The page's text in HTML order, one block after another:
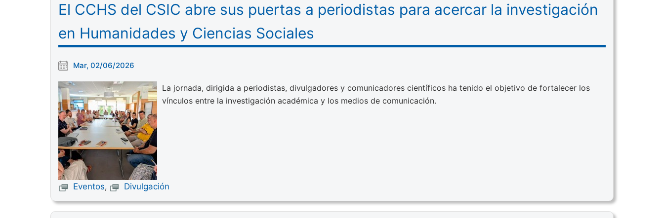
El CCHS del CSIC abre sus puertas a periodistas para acercar la investigación
en Humanidades y Ciencias Sociales
Mar, 02/06/2026
La jornada, dirigida a periodistas, divulgadores y comunicadores científicos ha tenido el objetivo de fortalecer los
vínculos entre la investigación académica y los medios de comunicación.
Eventos, Divulgación